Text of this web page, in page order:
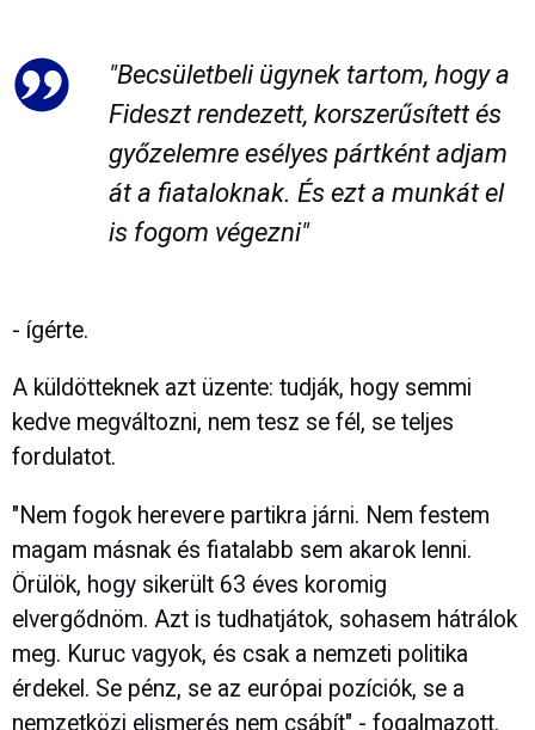
"Becsületbeli ügynek tartom, hogy a
Fideszt rendezett, korszerűsített és
győzelemre esélyes pártként adjam
át a fiataloknak. És ezt a munkát el
is fogom végezni"
- ígérte.
A küldötteknek azt üzente: tudják, hogy semmi
kedve megváltozni, nem tesz se fél, se teljes
fordulatot.
"Nem fogok herevere partikra járni. Nem festem
magam másnak és fiatalabb sem akarok lenni.
Örülök, hogy sikerült 63 éves koromig
elvergődnöm. Azt is tudhatjátok, sohasem hátrálok
meg. Kuruc vagyok, és csak a nemzeti politika
érdekel. Se pénz, se az európai pozíciók, se a
nemzetközi elismerés nem csábít" - fogalmazott.